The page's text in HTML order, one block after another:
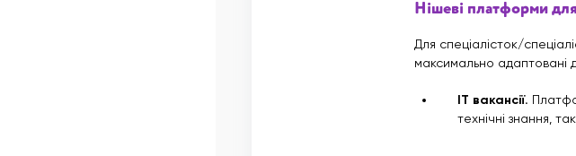
Нішеві платформи для
Для спеціалісток/
максимально адаптовані
IT вакансії.
технічні знання,